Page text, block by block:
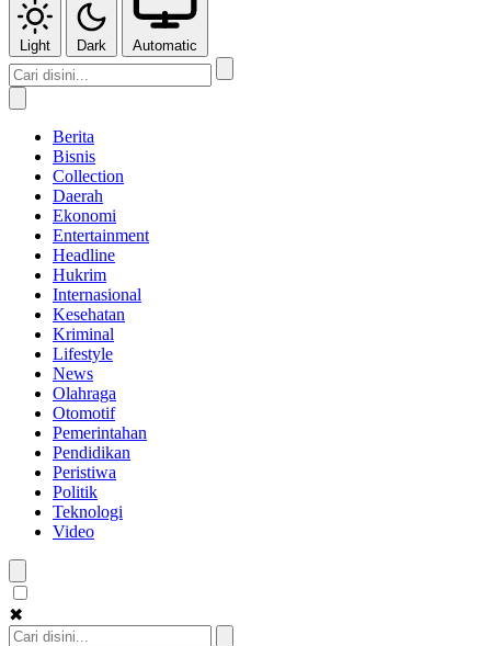
Light Dark Automatic
Berita
Bisnis
Collection
Daerah
Ekonomi
Entertainment
Headline
Hukrim
Internasional
Kesehatan
Kriminal
Lifestyle
News
Olahraga
Otomotif
Pemerintahan
Pendidikan
Peristiwa
Politik
Teknologi
Video
✖